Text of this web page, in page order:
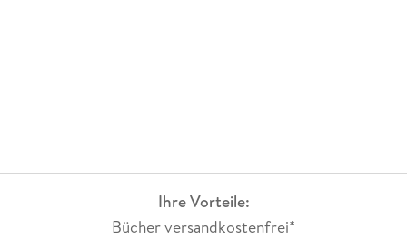
Ihre Vorteile:
Bücher versandkostenfrei*